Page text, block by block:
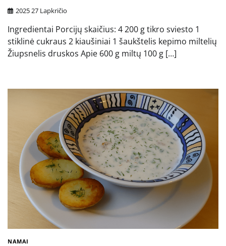
2025 27 Lapkričio
Ingredientai Porcijų skaičius: 4 200 g tikro sviesto 1
stiklinė cukraus 2 kiaušiniai 1 šaukštelis kepimo miltelių
Žiupsnelis druskos Apie 600 g miltų 100 g […]
NAMAI